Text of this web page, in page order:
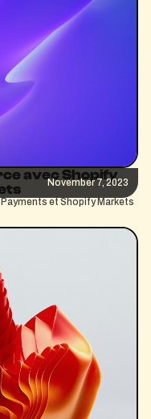
November 7, 2023
avec Shopify
et Shopify Markets